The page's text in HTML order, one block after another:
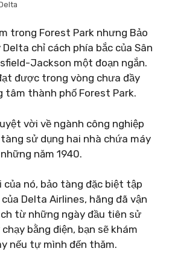
trong Forest Park nhưng Bảo
chỉ cách phía bắc của Sân
Jackson một đoạn ngắn.
được trong vòng chưa đầy
tâm thành phố Forest Park.
vời về ngành công nghiệp
sử dụng hai nhà chứa máy
năm 1940.
nó, bảo tàng đặc biệt tập
Delta Airlines, hãng đã vận
từ những ngày đầu tiên sử
bằng điện, bạn sẽ khám
nếu tự mình đến thăm.